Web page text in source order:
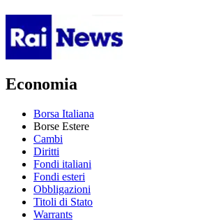
Economia
Borsa Italiana
Borse Estere
Cambi
Diritti
Fondi italiani
Fondi esteri
Obbligazioni
Titoli di Stato
Warrants